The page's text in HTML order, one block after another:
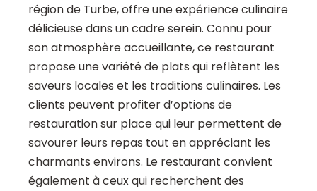
région de Turbe, offre une expérience culinaire
délicieuse dans un cadre serein. Connu pour
son atmosphère accueillante, ce restaurant
propose une variété de plats qui reflètent les
saveurs locales et les traditions culinaires. Les
clients peuvent profiter d’options de
restauration sur place qui leur permettent de
savourer leurs repas tout en appréciant les
charmants environs. Le restaurant convient
également à ceux qui recherchent des